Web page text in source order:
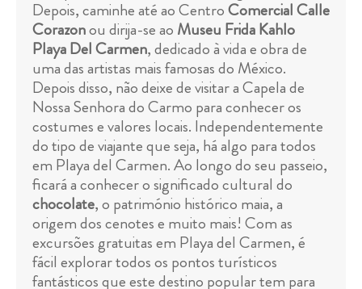
Depois, caminhe até ao CentroComercial Calle
Corazonou dirija-se ao Museu Frida Kahlo
Playa Del Carmen, dedicado à vida e obra de
uma das artistas mais famosas do México.
Depois disso, não deixe de visitar a Capela de
Nossa Senhora do Carmo para conhecer os
costumes e valores locais. Independentemente
do tipo de viajante que seja, há algo para todos
em Playa del Carmen. Ao longo do seu passeio,
ficará a conhecer o significado cultural do
chocolate, o património histórico maia, a
origem dos cenotes e muito mais! Com as
excursões gratuitas em Playa del Carmen, é
fácil explorar todos os pontos turísticos
fantásticos que este destino popular tem para